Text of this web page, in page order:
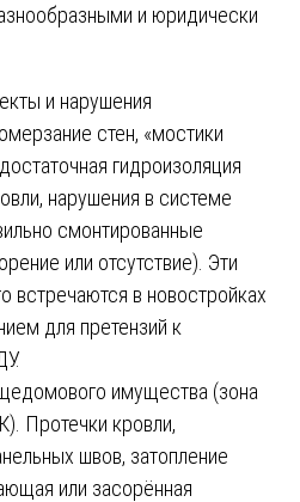
и юридически
и нарушения
стен, «мостики
гидроизоляция
нарушения в системе
смонтированные
или отсутствие). Эти
встречаются в новостройках
для претензий к
имущества (зона
Протечки кровли,
швов, затопление
или засорённая